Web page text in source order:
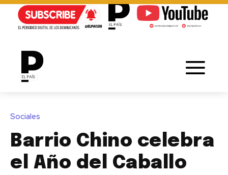
Sociales
Barrio Chino celebra
el Año del Caballo